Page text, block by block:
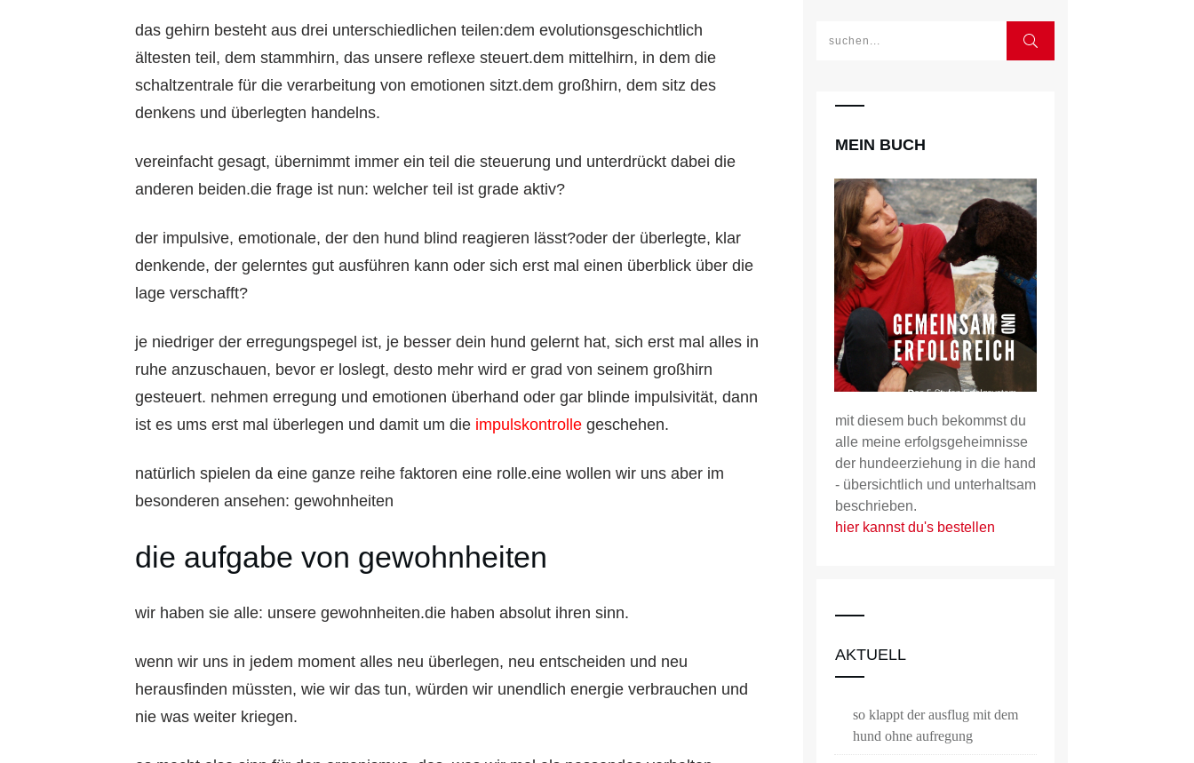
das gehirn besteht aus drei unterschiedlichen teilen:dem evolutionsgeschichtlich
ältesten teil, dem stammhirn, das unsere reflexe steuert.dem mittelhirn, in dem die
schaltzentrale für die verarbeitung von emotionen sitzt.dem großhirn, dem sitz des
denkens und überlegten handelns.
vereinfacht gesagt, übernimmt immer ein teil die steuerung und unterdrückt dabei die
anderen beiden.die frage ist nun: welcher teil ist grade aktiv?
der impulsive, emotionale, der den hund blind reagieren lässt?oder der überlegte, klar
denkende, der gelerntes gut ausführen kann oder sich erst mal einen überblick über die
lage verschafft?
je niedriger der erregungspegel ist, je besser dein hund gelernt hat, sich erst mal alles in
ruhe anzuschauen, bevor er loslegt, desto mehr wird er grad von seinem großhirn
gesteuert. nehmen erregung und emotionen überhand oder gar blinde impulsivität, dann
ist es ums erst mal überlegen und damit um die impulskontrolle geschehen.
natürlich spielen da eine ganze reihe faktoren eine rolle.eine wollen wir uns aber im
besonderen ansehen: gewohnheiten
die aufgabe von gewohnheiten
wir haben sie alle: unsere gewohnheiten.die haben absolut ihren sinn.
wenn wir uns in jedem moment alles neu überlegen, neu entscheiden und neu
herausfinden müssten, wie wir das tun, würden wir unendlich energie verbrauchen und
nie was weiter kriegen.
MEIN BUCH
mit diesem buch bekommst du
alle meine erfolgsgeheimnisse
der hundeerziehung in die hand
- übersichtlich und unterhaltsam
beschrieben.
hier kannst du's bestellen
AKTUELL
so klappt der ausflug mit dem
hund ohne aufregung